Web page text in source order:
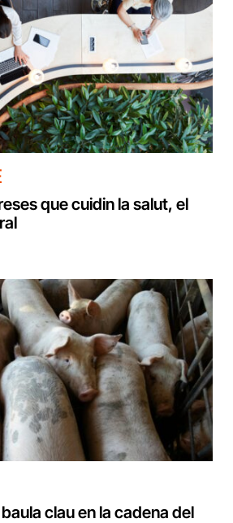
que cuidin la salut, el
clau en la cadena del